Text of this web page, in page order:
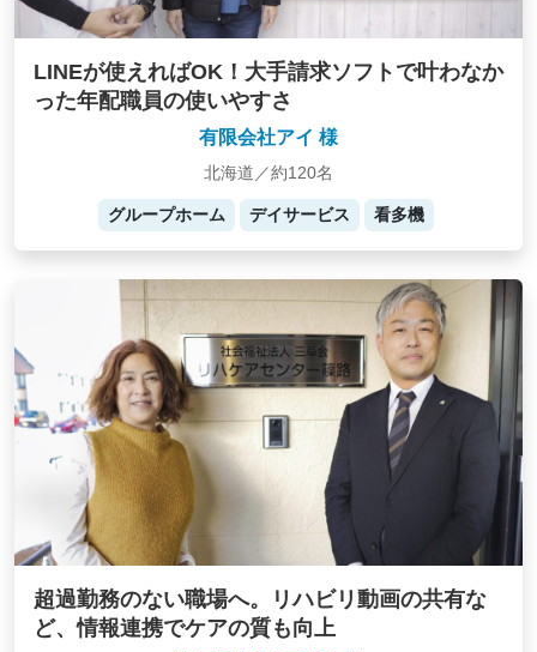
LINEが使えればOK！大手請求ソフトで叶わなか
った年配職員の使いやすさ
有限会社アイ 様
北海道／約120名
グループホーム デイサービス 看多機
超過勤務のない職場へ。リハビリ動画の共有な
ど、情報連携でケアの質も向上